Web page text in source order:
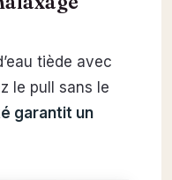
tiède avec
le pull sans le
garantit un